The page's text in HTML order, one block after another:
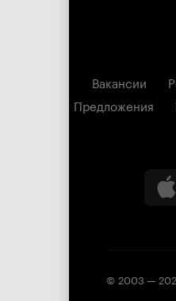
Вакансии
Предложения
© 2003 —